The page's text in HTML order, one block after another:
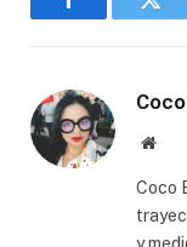
Facebook
Coco